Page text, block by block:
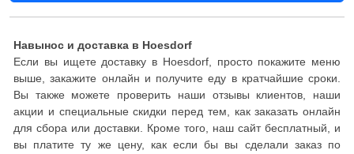
Навынос и доставка в Hoesdorf
Если вы ищете доставку в Hoesdorf, просто покажите меню
выше, закажите онлайн и получите еду в кратчайшие сроки.
Вы также можете проверить наши отзывы клиентов, наши
акции и специальные скидки перед тем, как заказать онлайн
для сбора или доставки. Кроме того, наш сайт бесплатный, и
вы платите ту же цену, как если бы вы сделали заказ по